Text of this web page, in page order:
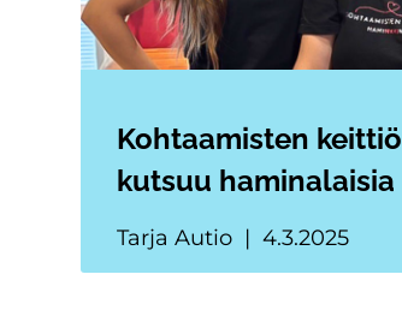
Kohtaamisten keittiö
kutsuu haminalaisia
Tarja Autio 4.3.2025